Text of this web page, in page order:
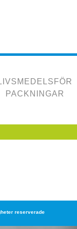
PACKNINGAR
reserverade